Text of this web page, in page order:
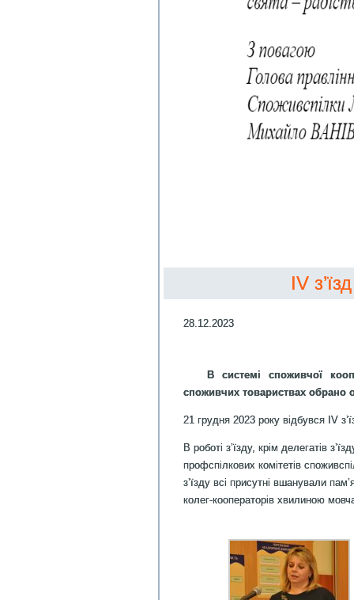
IV
28.12.2023
В системі споживчої
споживчих товариствах обрано
21 грудня 2023 року відбувся IV
В роботі з’їзду, крім делегатів
профспілкових комітетів
з’їзду всі присутні вшанували
колег-кооператорів хвилиною